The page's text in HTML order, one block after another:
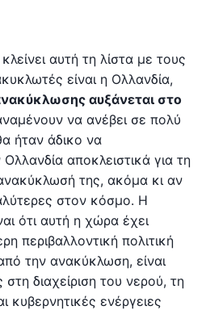
αυτή τη λίστα με τους
είναι η Ολλανδία,
αυξάνεται στο
να ανέβει σε πολύ
ήταν άδικο να
αποκλειστικά για τη
ανακύκλωσή της, ακόμα κι αν
στον κόσμο. Η
ότι αυτή η χώρα έχει
περιβαλλοντική πολιτική
την ανακύκλωση, είναι
στη διαχείριση του νερού, τη
κυβερνητικές ενέργειες